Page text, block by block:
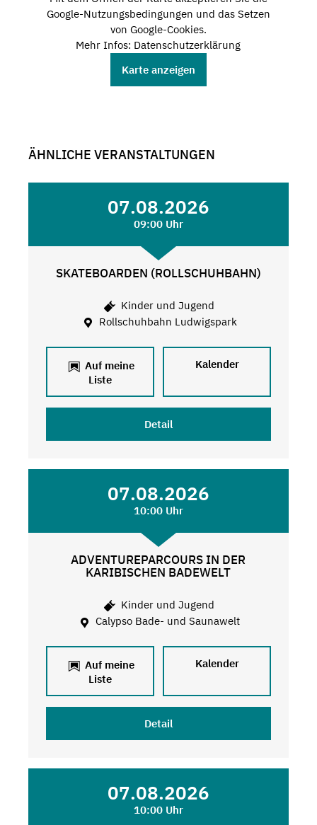
Google-Nutzungsbedingungen und das Setzen
von Google-Cookies.
Mehr Infos: Datenschutzerklärung
Karte anzeigen
ÄHNLICHE VERANSTALTUNGEN
07.08.2026
09:00 Uhr
SKATEBOARDEN (ROLLSCHUHBAHN)
Kinder und Jugend
Rollschuhbahn Ludwigspark
Auf meine
Liste
Kalender
Detail
07.08.2026
10:00 Uhr
ADVENTUREPARCOURS IN DER
KARIBISCHEN BADEWELT
Kinder und Jugend
Calypso Bade- und Saunawelt
Auf meine
Liste
Kalender
Detail
07.08.2026
10:00 Uhr